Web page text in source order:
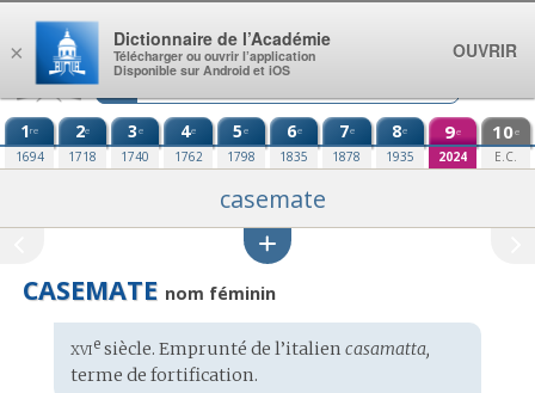
Aller au contenu
1re
1694
2e
1718
3e
1740
4e
1762
5e
1798
6e
1835
7e
1878
8e
1935
9e
2024
10e
E.C.
casemate
CASEMATE nom féminin
Étymologie
:
xviesiècle. Emprunté de l’italien casamatta,
terme de fortification.
×
Dictionnaire de l’Académie
Télécharger ou ouvrir l’application
Disponible sur Android et iOS
OUVRIR